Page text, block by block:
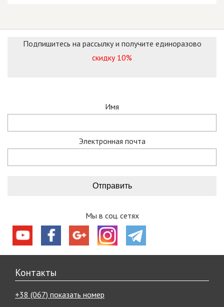
Подпишитесь на рассылку и получите единоразово
скидку 10%
Имя
Электронная почта
Мы в соц. сетях
Контакты
+38 (067) показать номер